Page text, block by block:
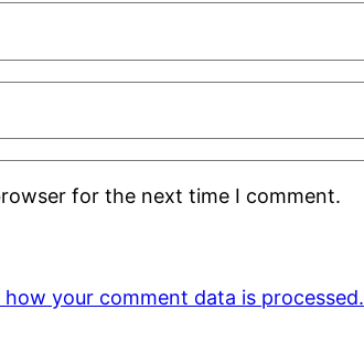
for the next time I comment.
how your comment data is processed.